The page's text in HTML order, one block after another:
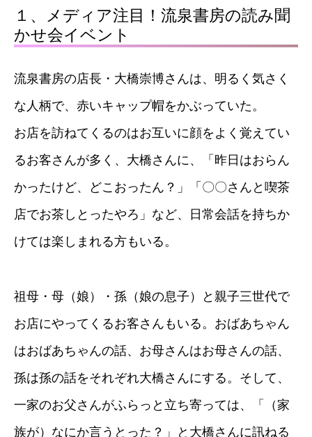
１、メディア注目！流泉書房の読み聞
かせ会イベント
流泉書房の店長・大橋崇博さんは、明るく気さく
な人柄で、赤いキャップ帽をかぶっていた。
お店を訪ねてくるのはお互いに顔をよく覚えてい
るお客さんが多く、大橋さんに、「昨日はおらん
かったけど、どこおったん？」「〇〇さんと喫茶
店でお茶しとったやろ」など、日常会話を持ちか
けては楽しまれる方もいる。
祖母・母（娘）・孫（娘の息子）と親子三世代で
お店にやってくるお客さんもいる。おばあちゃん
はおばあちゃんの話、お母さんはお母さんの話、
孫は孫の話をそれぞれ大橋さんにする。そして、
一家のお父さんがふらっと立ち寄っては、「（家
族が）なにか言うとった？」と大橋さんに訊ねる